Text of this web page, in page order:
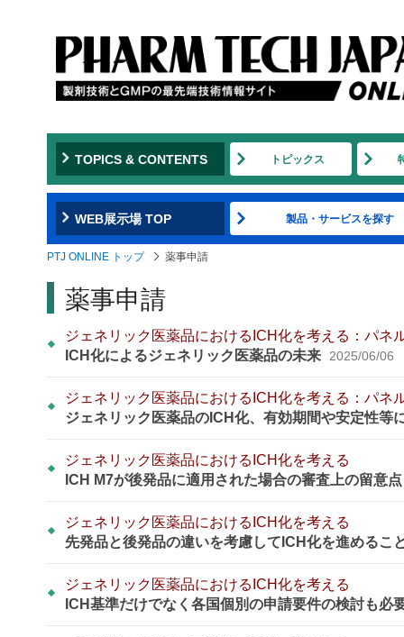
TOPICS & CONTENTS トピックス
WEB展示場 TOP 製品・サービスを探す
PTJ ONLINE トップ 薬事申請
薬事申請
ジェネリック医薬品におけるICH化を考える：パネ
ICH化によるジェネリック医薬品の未来
2025/06/06
ジェネリック医薬品におけるICH化を考える：パネ
ジェネリック医薬品のICH化、有効期間や安定性等
ジェネリック医薬品におけるICH化を考える
ICH M7が後発品に適用された場合の審査上の留意
ジェネリック医薬品におけるICH化を考える
先発品と後発品の違いを考慮してICH化を進めるこ
ジェネリック医薬品におけるICH化を考える
ICH基準だけでなく各国個別の申請要件の検討も必